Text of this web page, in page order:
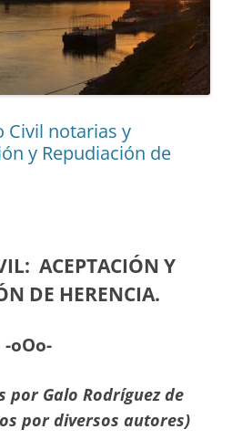
Civil notarias y
y Repudiación de
ACEPTACIÓN Y
DE HERENCIA.
-oOo-
por Galo Rodríguez de
por diversos autores)